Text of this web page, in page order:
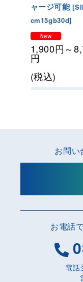
ャージ可能 [
cm15gb30d]
1,900円～
円
(税込)
お電話
電話
営
お問い